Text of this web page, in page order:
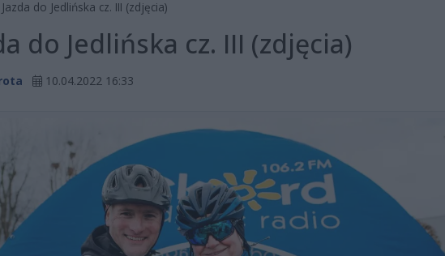
do Jedlińska cz. III (zdjęcia)
do Jedlińska cz. III (zdjęcia)
10.04.2022 16:33